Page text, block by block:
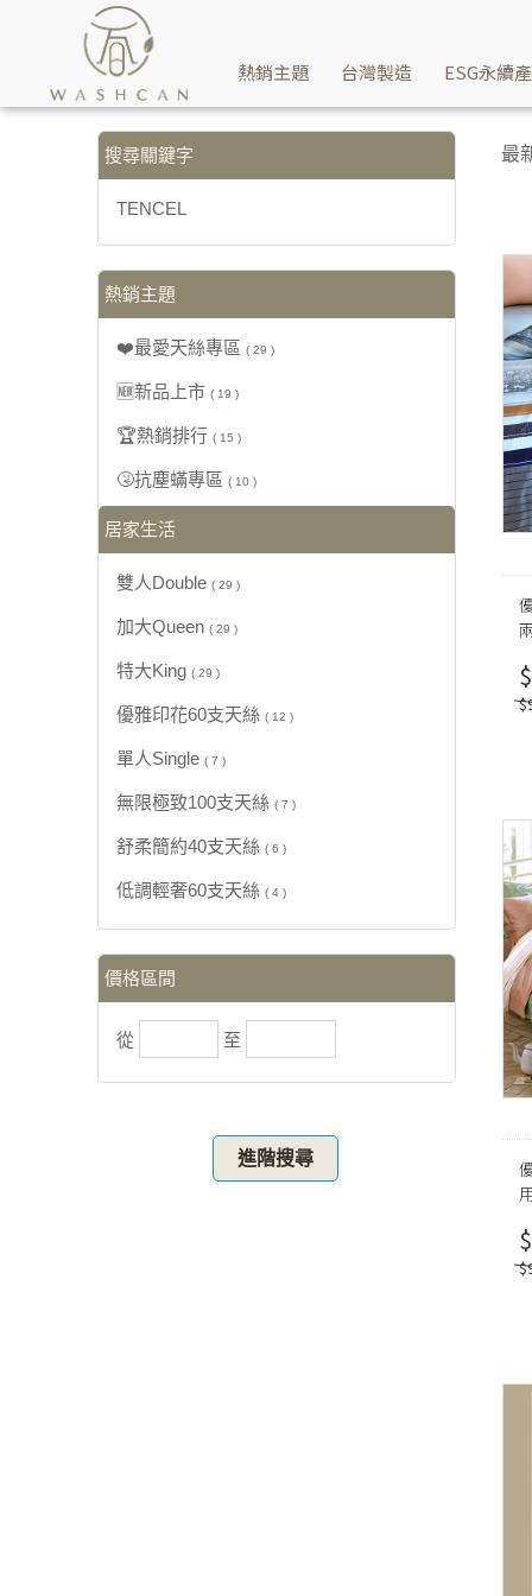
【TENCEL】搜尋結果 | Washcan瓦士肯
熱銷主題 台灣製造 ESG永續
搜尋關鍵字
TENCEL
熱銷主題
❤️最愛天絲專區 ( 29 )
🆕新品上市 ( 19 )
🏆熱銷排行 ( 15 )
🤧抗塵蟎專區 ( 10 )
居家生活
雙人Double ( 29 )
加大Queen ( 29 )
特大King ( 29 )
優雅印花60支天絲 ( 12 )
單人Single ( 7 )
無限極致100支天絲 ( 7 )
舒柔簡約40支天絲 ( 6 )
低調輕奢60支天絲 ( 4 )
價格區間
從 至
進階搜尋
最